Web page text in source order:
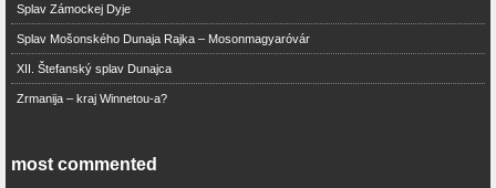
Splav Zámockej Dyje
Splav Mošonského Dunaja Rajka – Mosonmagyaróvár
XII. Štefanský splav Dunajca
Zrmanija – kraj Winnetou-a?
most commented